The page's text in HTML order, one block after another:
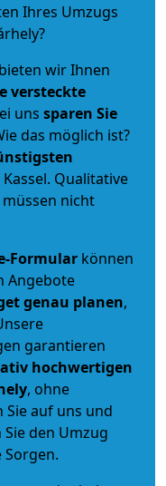
Ihres Umzugs
wir Ihnen
versteckte
uns sparen Sie
das möglich ist?
Qualitative
nicht
Formular können
Angebote
genau planen,
garantieren
hochwertigen
, ohne
Sie auf uns und
den Umzug
Sorgen.